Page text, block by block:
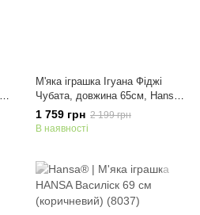
М'яка іграшка Ігуана Фіджі
Чубата, довжина 65см, Hansa
(67065)
1 759 грн 2 199 грн
В наявності